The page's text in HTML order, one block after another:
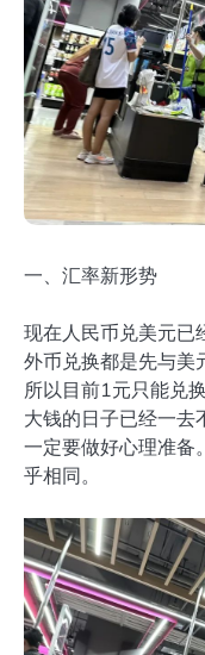
一、汇率新形势
现在人民币兑美元已
外币兑换都是先与美
所以目前1元只能兑
大钱的日子已经一去
一定要做好心理准备
乎相同。